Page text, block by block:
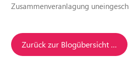
Zusammenveranlagung
Zurück zur Blogübersicht …